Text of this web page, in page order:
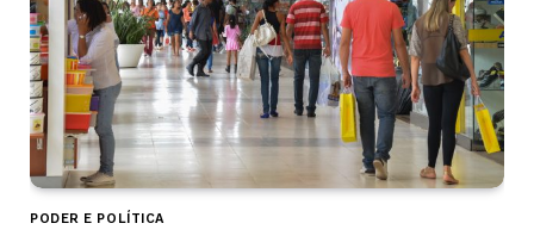
PODER E POLÍTICA